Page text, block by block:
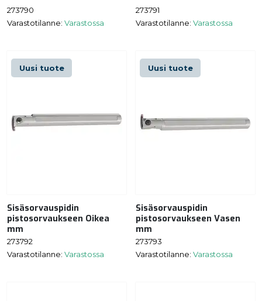
273790
Varastotilanne: Varastossa
273791
Varastotilanne: Varastossa
Uusi tuote
Sisäsorvauspidin
pistosorvaukseen Oikea
mm
273792
Varastotilanne: Varastossa
Uusi tuote
Sisäsorvauspidin
pistosorvaukseen Vasen
mm
273793
Varastotilanne: Varastossa